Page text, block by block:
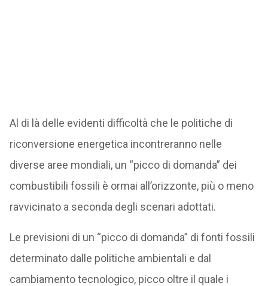
Al di là delle evidenti difficoltà che le politiche di
riconversione energetica incontreranno nelle
diverse aree mondiali, un “picco di domanda” dei
combustibili fossili è ormai all’orizzonte, più o meno
ravvicinato a seconda degli scenari adottati.
Le previsioni di un “picco di domanda” di fonti fossili
determinato dalle politiche ambientali e dal
cambiamento tecnologico, picco oltre il quale i